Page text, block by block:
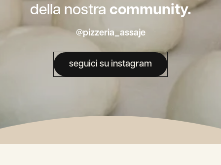
della nostra community.
@pizzeria_assaje
seguici su instagram